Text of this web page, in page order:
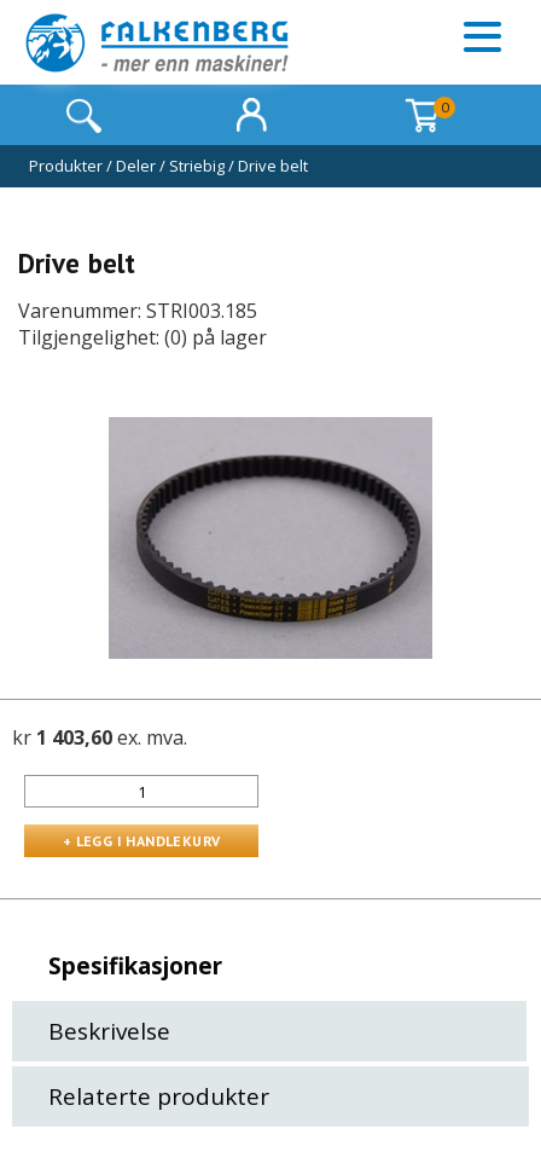
0
Produkter/Deler/ Striebig/Drive belt
Drive belt
Varenummer: STRI003.185
Tilgjengelighet: (0) på lager
kr 1 403,60ex. mva.
Spesifikasjoner
Beskrivelse
Relaterte produkter